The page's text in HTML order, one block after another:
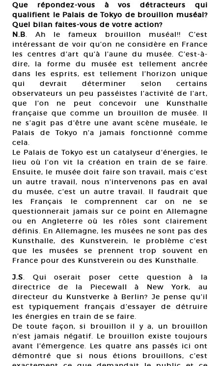
Que répondez-vous à vos détracteurs qui
qualifient le Palais de Tokyo de brouillon muséal?
Quel bilan faites-vous de votre action?
N.B. Ah le fameux brouillon muséal!! C’est
intéressant de voir qu’on ne considère en France
les centres d’art qu’à l’aune du musée. C’est-à-
dire, la forme du musée est tellement ancrée
dans les esprits, est tellement l’horizon unique
qui devrait déterminer selon certains
observateurs un peu passéistes l’activité de l’art,
que l’on ne peut concevoir une Kunsthalle
française que comme un brouillon de musée. Il
ne s’agit pas d’être une avant scène muséale, le
Palais de Tokyo n’a jamais fonctionné comme
cela.
Le Palais de Tokyo est un catalyseur d’énergies, le
lieu où l’on vit la création en train de se faire.
Ensuite, le musée doit faire son travail, mais c’est
un autre travail, nous n’intervenons pas en aval
du musée, c’est un autre travail. Il faudrait que
les Français le comprennent car on ne se
questionnerait jamais sur ce point en Allemagne
ou en Angleterre où les rôles sont clairement
définis. En Allemagne, les musées ne sont pas des
Kunsthalle, des Kunstverein, le problème c’est
que les musées se prennent trop souvent en
France pour des Kunstverein ou des Kunsthalle.
J.S. Qui oserait poser cette question à la
directrice de la Piecewall à New York, au
directeur du Kunstverke à Berlin? Je pense qu’il
est typiquement français d’essayer de détruire
les énergies en train de se faire.
De toute façon, si brouillon il y a, un brouillon
n’est jamais négatif. Le brouillon existe toujours
avant l’émergence. Les quatre ans passés ici ont
démontré que si nous étions brouillons, c’est